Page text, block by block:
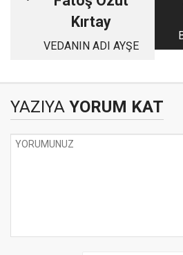
Kırtay
VEDANIN ADI AYŞE
YAZIYA YORUM KAT